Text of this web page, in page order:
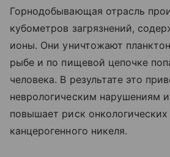
Горнодобывающая отрасль
кубометров загрязнений,
ионы. Они уничтожают
рыбе и по пищевой цепочке
человека. В результате это
неврологическим нарушениям
повышает риск онкологических
канцерогенного никеля.